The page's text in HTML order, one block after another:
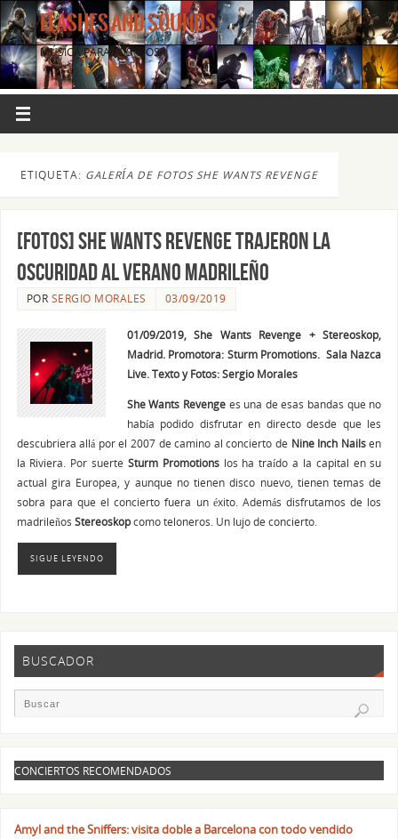
FLASHES AND SOUNDS
MÚSICA PARA LOS OJOS.
ETIQUETA: GALERÍA DE FOTOS SHE WANTS REVENGE
[FOTOS] She Wants Revenge trajeron la
oscuridad al verano Madrileño
POR SERGIO MORALES 03/09/2019
01/09/2019, She Wants Revenge + Stereoskop,
Madrid. Promotora: Sturm Promotions. Sala Nazca
Live. Texto y Fotos: Sergio Morales
She Wants Revengees una de esas bandas que no
había podido disfrutar en directo desde que les
descubriera allá por el 2007 de camino al concierto de Nine Inch Nailsen
la Riviera. Por suerte Sturm Promotionslos ha traído a la capital en su
actual gira Europea, y aunque no tienen disco nuevo, tienen temas de
sobra para que el concierto fuera un éxito. Además disfrutamos de los
madrileños Stereoskopcomo teloneros. Un lujo de concierto.
SIGUE LEYENDO
BUSCADOR
CONCIERTOS RECOMENDADOS
Amyl and the Sniffers: visita doble a Barcelona con todo vendido